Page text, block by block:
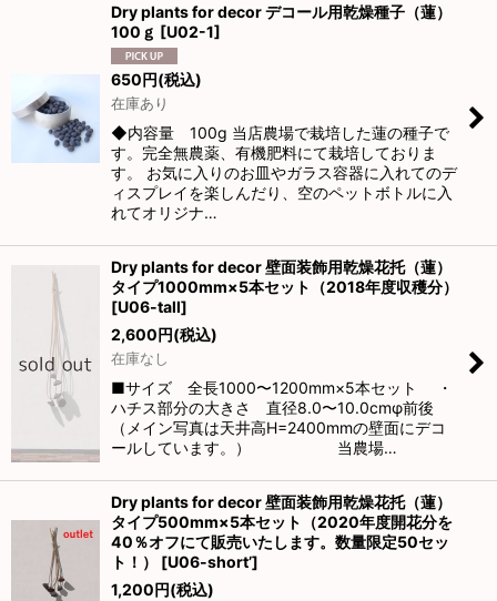
Dry plants for decor デコール用乾燥種子（蓮）
100ｇ [U02-1]
650円(税込)
在庫あり
◆内容量 100g 当店農場で栽培した蓮の種子で
す。完全無農薬、有機肥料にて栽培しておりま
す。 お気に入りのお皿やガラス容器に入れてのデ
ィスプレイを楽しんだり、空のペットボトルに入
れてオリジナ…
Dry plants for decor 壁面装飾用乾燥花托（蓮）
タイプ1000mm×5本セット（2018年度収穫分）
[U06-tall]
2,600円(税込)
在庫なし
■サイズ 全長1000〜1200mm×5本セット ・
ハチス部分の大きさ 直径8.0〜10.0cmφ前後
（メイン写真は天井高H=2400mmの壁面にデコ
ールしています。） 当農場…
Dry plants for decor 壁面装飾用乾燥花托（蓮）
タイプ500mm×5本セット（2020年度開花分を
40％オフにて販売いたします。数量限定50セッ
ト！）
[U06-short’]
1,200円(税込)